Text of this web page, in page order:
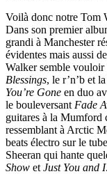
Voilà donc notre Tom
Dans son premier
grandi à Manchester
évidentes mais aussi
Walker semble vouloir
Blessings, le r’n’b et
You’re Gone en duo
le bouleversant Fade
guitares à la Mumford
ressemblant à Arctic
beats électro sur le
Sheeran qui hante
Show et Just You and I.